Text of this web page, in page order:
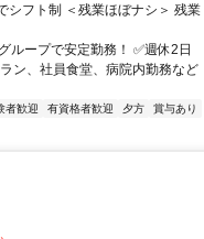
シフト制 ＜残業ほぼナシ＞ 残業
ループで安定勤務！ ✅週休2日
ン、社員食堂、病院内勤務など
者歓迎 有資格者歓迎 夕方
賞与あり